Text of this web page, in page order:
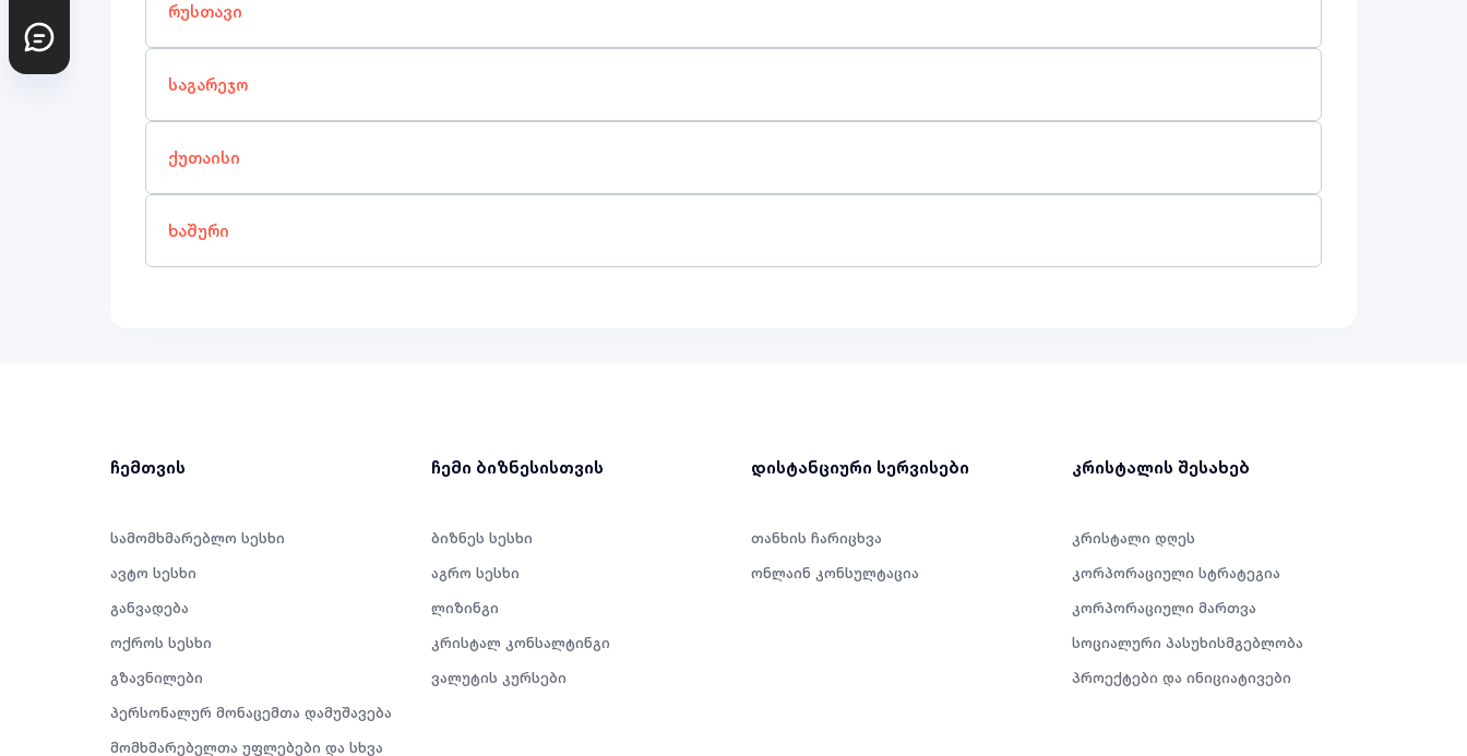
რუსთავი
საგარეჯო
ქუთაისი
ხაშური
ჩემთვის
სამომხმარებლო სესხი
ავტო სესხი
განვადება
ოქროს სესხი
გზავნილები
პერსონალურ მონაცემთა დამუშავება
მომხმარებელთა უფლებები და სხვა
ჩემი ბიზნესისთვის
ბიზნეს სესხი
აგრო სესხი
ლიზინგი
კრისტალ კონსალტინგი
ვალუტის კურსები
დისტანციური სერვისები
თანხის ჩარიცხვა
ონლაინ კონსულტაცია
კრისტალის შესახებ
კრისტალი დღეს
კორპორაციული სტრატეგია
კორპორაციული მართვა
სოციალური პასუხისმგებლობა
პროექტები და ინიციატივები